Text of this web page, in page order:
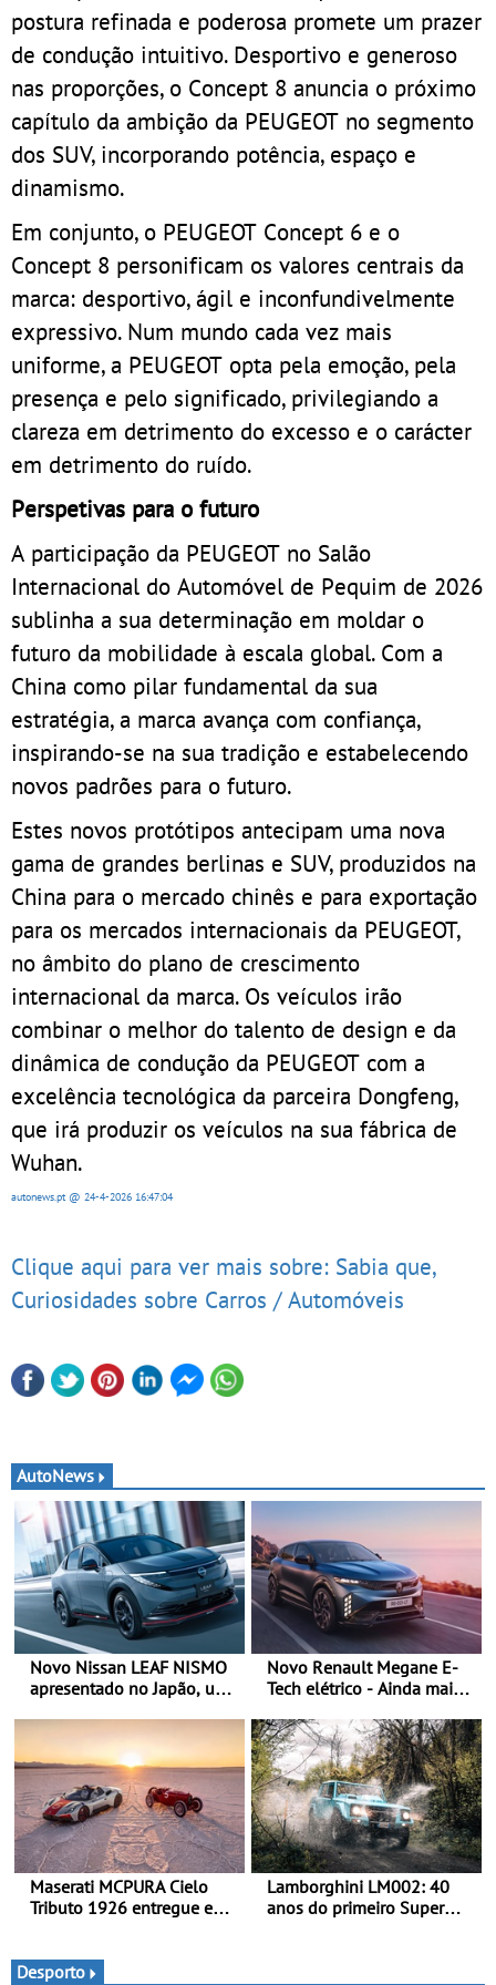
postura refinada e poderosa promete um prazer
de condução intuitivo. Desportivo e generoso
nas proporções, o Concept 8 anuncia o próximo
capítulo da ambição da PEUGEOT no segmento
dos SUV, incorporando potência, espaço e
dinamismo.
Em conjunto, o PEUGEOT Concept 6 e o
Concept 8 personificam os valores centrais da
marca: desportivo, ágil e inconfundivelmente
expressivo. Num mundo cada vez mais
uniforme, a PEUGEOT opta pela emoção, pela
presença e pelo significado, privilegiando a
clareza em detrimento do excesso e o carácter
em detrimento do ruído.
Perspetivas para o futuro
A participação da PEUGEOT no Salão
Internacional do Automóvel de Pequim de 2026
sublinha a sua determinação em moldar o
futuro da mobilidade à escala global. Com a
China como pilar fundamental da sua
estratégia, a marca avança com confiança,
inspirando-se na sua tradição e estabelecendo
novos padrões para o futuro.
Estes novos protótipos antecipam uma nova
gama de grandes berlinas e SUV, produzidos na
China para o mercado chinês e para exportação
para os mercados internacionais da PEUGEOT,
no âmbito do plano de crescimento
internacional da marca. Os veículos irão
combinar o melhor do talento de design e da
dinâmica de condução da PEUGEOT com a
excelência tecnológica da parceira Dongfeng,
que irá produzir os veículos na sua fábrica de
Wuhan.
autonews.pt @ 24-4-2026 16:47:04
Clique aqui para ver mais sobre: Sabia que,
Curiosidades sobre Carros / Automóveis
AutoNews
Novo Nissan LEAF NISMO
apresentado no Japão, uma
desportiva do SUV 100%
elétrico - Versão de maior
desempenho da terceira
geração do modelo elétrico
da marca
Novo Renault Megane E-
Tech elétrico - Ainda mais
e tecnologia
Maserati MCPURA Cielo
Tributo 1926 entregue em
Lamborghini LM002: 40
anos do primeiro Super
Desporto